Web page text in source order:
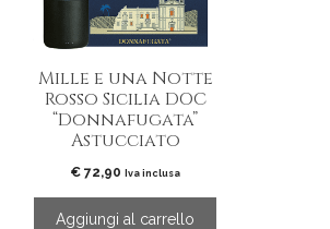
Mille e una Notte
Rosso Sicilia DOC
“Donnafugata”
Astucciato
€72,90 Iva inclusa
Aggiungi al carrello